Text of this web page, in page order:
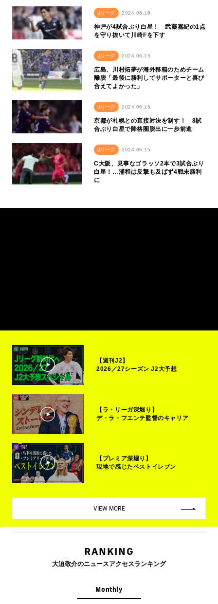
Jリーグ 2024.06.16
神戸が4試合ぶり白星！ 武藤嘉紀の1点
を守り抜いて川崎Fを下す
Jリーグ 2024.06.15
広島、川村拓夢が海外移籍のためチーム
離脱「最後に勝利してサポーターと喜び
合えてよかった」
Jリーグ 2024.06.15
京都が札幌との直接対決を制す！ 8試
合ぶり白星で降格圏脱出に一歩前進
Jリーグ 2024.06.15
C大阪、見事なゴラッソ2本で3試合ぶり
白星！…浦和は反撃も及ばず4戦未勝利
に
【週刊J2】
2026／27シーズン J2大予想
【ラ・リーガ深堀り】
デ・ラ・フエンテ監督のキャリア
【プレミア深堀り】
現地で感じたベストイレブン
VIEW MORE
RANKING
大迫敬介のニュースアクセスランキング
Monthly